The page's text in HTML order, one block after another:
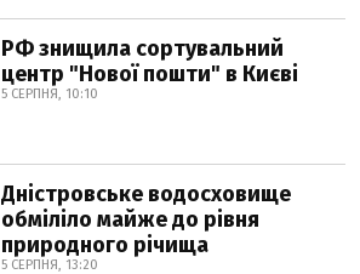
РФ знищила сортувальний
центр "Нової пошти" в Києві
5 СЕРПНЯ, 10:10
Дністровське водосховище
обміліло майже до рівня
природного річища
5 СЕРПНЯ, 13:20